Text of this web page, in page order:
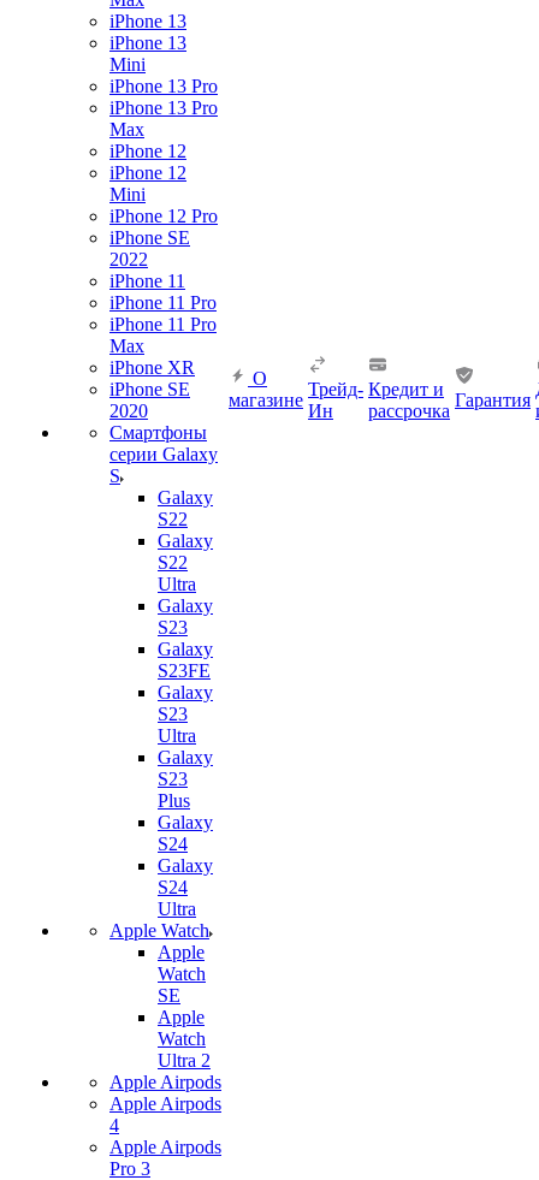
iPhone 13
iPhone 13
Mini
iPhone 13 Pro
iPhone 13 Pro
Max
iPhone 12
iPhone 12
Mini
iPhone 12 Pro
iPhone SE
2022
iPhone 11
iPhone 11 Pro
iPhone 11 Pro
Max
iPhone XR
iPhone SE
2020
Смартфоны
серии Galaxy
S
Galaxy
S22
Galaxy
S22
Ultra
Galaxy
S23
Galaxy
S23FE
Galaxy
S23
Ultra
Galaxy
S23
Plus
Galaxy
S24
Galaxy
S24
Ultra
Apple Watch
Apple
Watch
SE
Apple
Watch
Ultra 2
Apple Airpods
Apple Airpods
4
Apple Airpods
Pro 3
О
магазине
Трейд-
Ин
Кредит и
рассрочка
Гарантия